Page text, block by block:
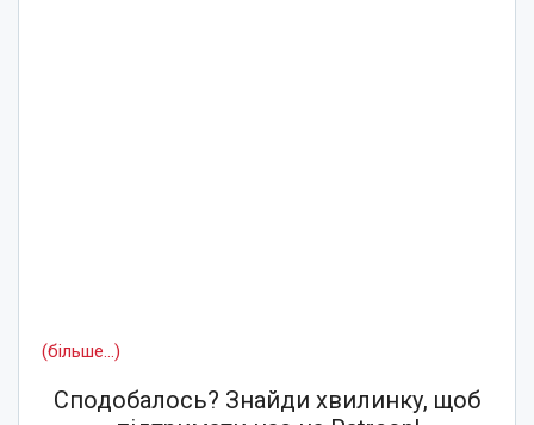
(більше…)
Сподобалось? Знайди хвилинку, щоб